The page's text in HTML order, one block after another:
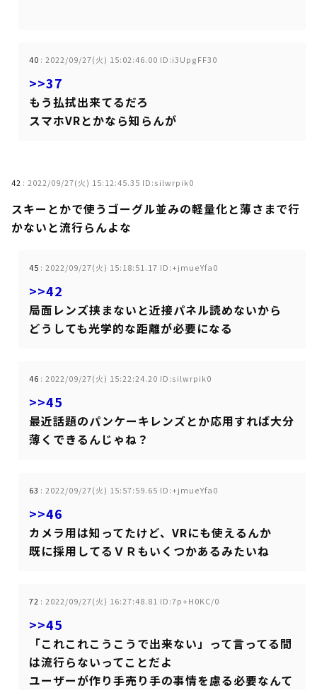
40 : 2022/09/27(火) 15:02:46.00 ID:i3UpgFF30
>>37
もう払拭出来てるだろ
スマホVRとかなら知らんが
42 : 2022/09/27(火) 15:12:45.35 ID:silwrpik0
スキーとかで使うゴーグル並みの軽量化と薄さまで行
かないと流行らんよな
45 : 2022/09/27(火) 15:18:51.17 ID:+jmueYfa0
>>42
局面レンズ挟まないと近接パネル読めないから
どうしても光学的な距離が必要になる
46 : 2022/09/27(火) 15:22:24.20 ID:silwrpik0
>>45
最近話題のパンケーキレンズとか応用すれば大分
薄くできるんじゃね？
63 : 2022/09/27(火) 15:57:59.65 ID:+jmueYfa0
>>46
カメラ用は知ってたけど、VRにも使えるんか
既に採用してるＶＲもいくつかあるみたいね
72 : 2022/09/27(火) 16:27:48.81 ID:7p+H0KC/0
>>45
「これこれこうこうで出来ない」って言ってる間
は流行らないってことだよ
ユーザーが作り手売り手の事情を慮る必要なんて